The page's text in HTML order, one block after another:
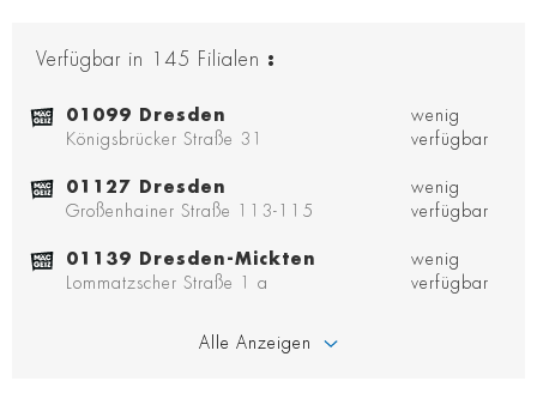
Verfügbar in 145 Filialen :
01099 Dresden
Königsbrücker Straße 31
wenig
verfügbar
01127 Dresden
Großenhainer Straße 113-115
wenig
verfügbar
01139 Dresden-Mickten
Lommatzscher Straße 1 a
wenig
verfügbar
Alle Anzeigen